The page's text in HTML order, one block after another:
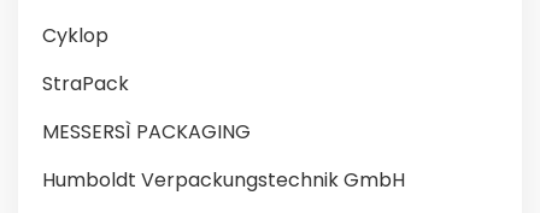
Cyklop
StraPack
MESSERSÌ PACKAGING
Humboldt Verpackungstechnik GmbH